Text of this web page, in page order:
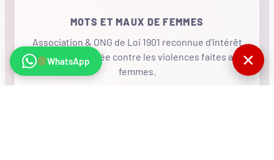
MOTS ET MAUX DE FEMMES
Association & ONG de Loi 1901 reconnue d'intérêt
général, mobilisée contre les violences faites aux
femmes.
WhatsApp ✕